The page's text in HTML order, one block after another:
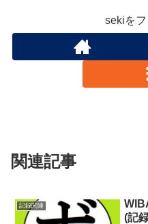
sekiを
関連記事
記録関連
(記